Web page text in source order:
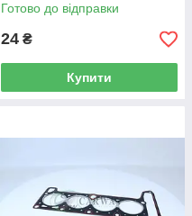
Готово до відправки
24 ₴
Купити